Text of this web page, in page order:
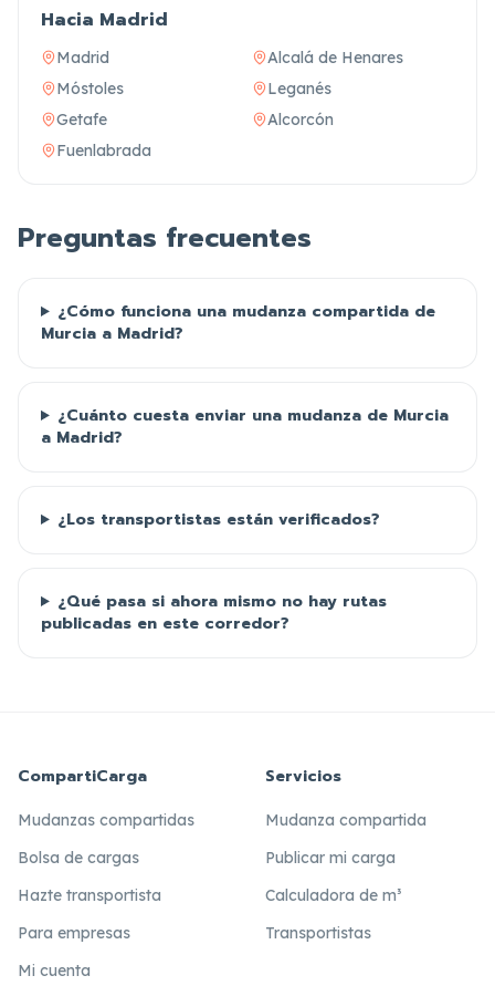
Hacia Madrid
Madrid
Alcalá de Henares
Móstoles
Leganés
Getafe
Alcorcón
Fuenlabrada
Preguntas frecuentes
¿Cómo funciona una mudanza compartida de
Murcia a Madrid?
¿Cuánto cuesta enviar una mudanza de Murcia
a Madrid?
¿Los transportistas están verificados?
¿Qué pasa si ahora mismo no hay rutas
publicadas en este corredor?
CompartiCarga
Mudanzas compartidas
Bolsa de cargas
Hazte transportista
Para empresas
Mi cuenta
Servicios
Mudanza compartida
Publicar mi carga
Calculadora de m³
Transportistas